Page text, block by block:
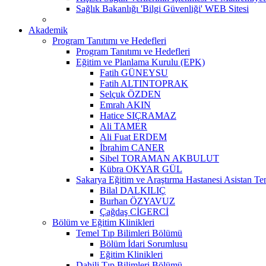
Sağlık Bakanlığı 'Bilgi Güvenliği' WEB Sitesi
Akademik
Program Tanıtımı ve Hedefleri
Program Tanıtımı ve Hedefleri
Eğitim ve Planlama Kurulu (EPK)
Fatih GÜNEYSU
Fatih ALTINTOPRAK
Selçuk ÖZDEN
Emrah AKIN
Hatice SIÇRAMAZ
Ali TAMER
Ali Fuat ERDEM
İbrahim CANER
Sibel TORAMAN AKBULUT
Kübra OKYAR GÜL
Sakarya Eğitim ve Araştırma Hastanesi Asistan
Bilal DALKILIÇ
Burhan ÖZYAVUZ
Çağdaş CİGERCİ
Bölüm ve Eğitim Klinikleri
Temel Tıp Bilimleri Bölümü
Bölüm İdari Sorumlusu
Eğitim Klinikleri